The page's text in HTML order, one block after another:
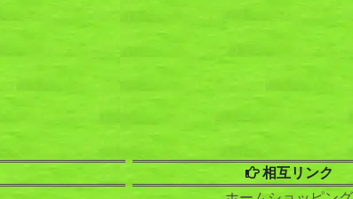
相互リンク